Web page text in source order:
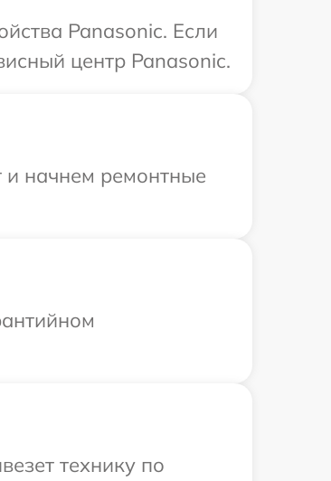
Panasonic. Если
центр Panasonic.
и начнем ремонтные
технику по